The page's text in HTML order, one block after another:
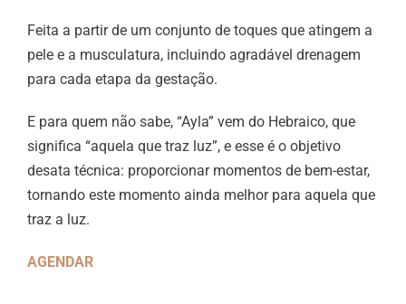
Feita a partir de um conjunto de toques que atingem a
pele e a musculatura, incluindo agradável drenagem
para cada etapa da gestação.
E para quem não sabe, “Ayla” vem do Hebraico, que
significa “aquela que traz luz”, e esse é o objetivo
desata técnica: proporcionar momentos de bem-estar,
tornando este momento ainda melhor para aquela que
traz a luz.
AGENDAR